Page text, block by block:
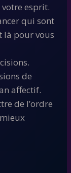
votre esprit.
qui sont
là pour vous
de
affectif.
de l’ordre